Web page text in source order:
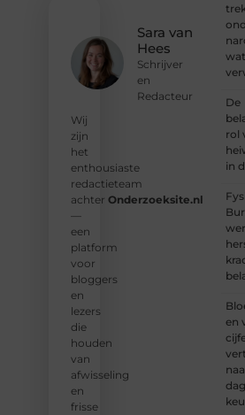
Sara van
Hees
Schrijver
en
Redacteur
Wij
zijn
het
enthousiaste
redactieteam
achter Onderzoeksite.nl
—
een
platform
voor
bloggers
en
lezers
die
houden
van
afwisseling
en
frisse
De
rol
in
en